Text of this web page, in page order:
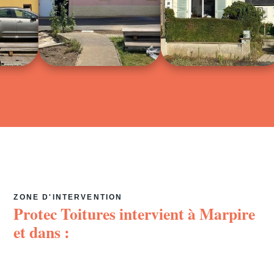
ZONE D'INTERVENTION
Protec Toitures intervient àMarpire
et dans :